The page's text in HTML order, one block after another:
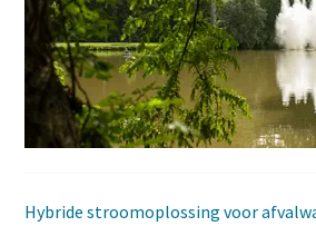
Hybride stroomoplossing voor